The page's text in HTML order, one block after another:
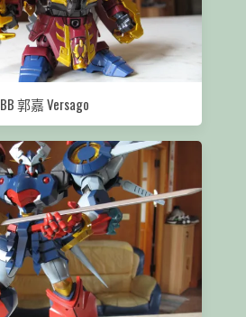
BB 郭嘉 Versago